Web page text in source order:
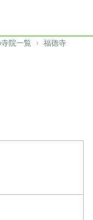
院一覧 福徳寺